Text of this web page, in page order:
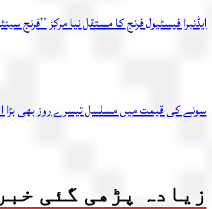
ایڈنبرا فیسٹیول فرنج کا مستقل نیا مرکز ’’فرنج
سونے کی قیمت میں مسلسل تیسرے روز بھی بڑا اضافہ، فی تولہ نرخ 4 لاکھ
زیادہ پڑھی گئی